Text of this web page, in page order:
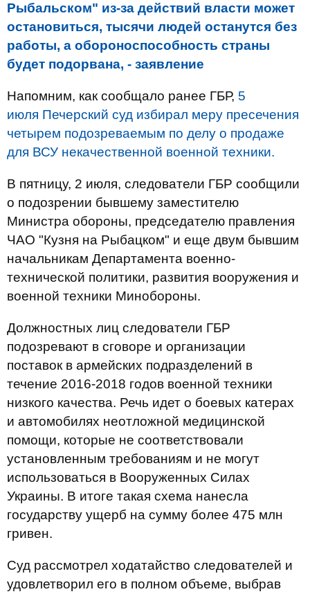
Рыбальском" из-за действий власти может
остановиться, тысячи людей останутся без
работы, а обороноспособность страны
будет подорвана, - заявление
Напомним, как сообщало ранее ГБР, 5
июля Печерский суд избирал меру пресечения
четырем подозреваемым по делу о продаже
для ВСУ некачественной военной техники.
В пятницу, 2 июля, следователи ГБР сообщили
о подозрении бывшему заместителю
Министра обороны, председателю правления
ЧАО "Кузня на Рыбацком" и еще двум бывшим
начальникам Департамента военно-
технической политики, развития вооружения и
военной техники Минобороны.
Должностных лиц следователи ГБР
подозревают в сговоре и организации
поставок в армейских подразделений в
течение 2016-2018 годов военной техники
низкого качества. Речь идет о боевых катерах
и автомобилях неотложной медицинской
помощи, которые не соответствовали
установленным требованиям и не могут
использоваться в Вооруженных Силах
Украины. В итоге такая схема нанесла
государству ущерб на сумму более 475 млн
гривен.
Суд рассмотрел ходатайство следователей и
удовлетворил его в полном объеме, выбрав